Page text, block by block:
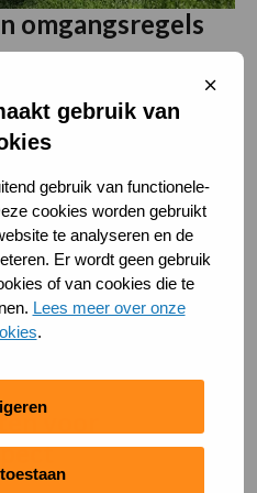
gebruik van
gebruik van functionele-
cookies worden gebruikt
te analyseren en de
Er wordt geen gebruik
of van cookies die te
Lees meer over onze
.
Sluit
omgangsregels
bij alle clubs geplaatst is.
aan om op te
In het
gemaakt over
gemeente ’s-
weet iedereen
publiek met elkaar om
voor